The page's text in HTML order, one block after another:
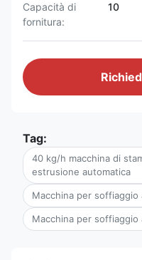
Capacità di
fornitura:
10
Tag:
40 kg/h macchina di
estrusione automatica
Macchina per
Macchina per soffiaggio